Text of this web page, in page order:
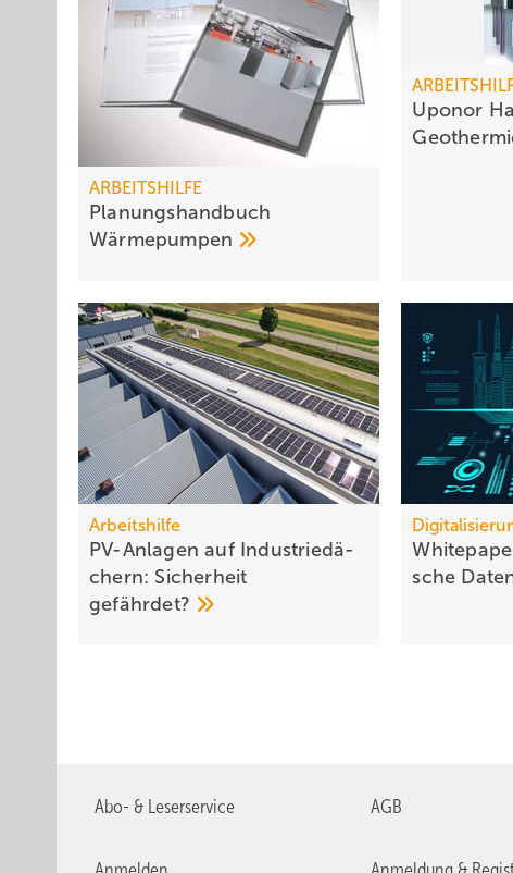
ARBEITSHILFE
Planungshandbuch
Wärmepumpen
Uponor
Arbeitshilfe
PV-Anlagen auf In­dus­trie­dä­
chern: Si­cher­heit
ge­fähr­det?
sche
Abo- & Leserservice AGB